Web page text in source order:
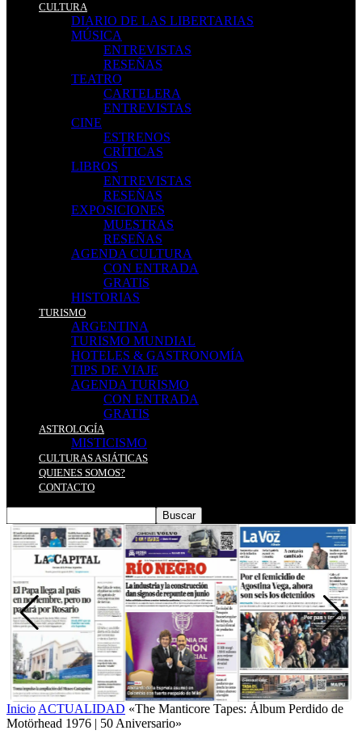
CULTURA
DIARIO DE LAS LIBERTARIAS
MÚSICA
ENTREVISTAS
RESEÑAS
TEATRO
CARTELERA
ENTREVISTAS
CINE
ESTRENOS
CRÍTICAS
LIBROS
ENTREVISTAS
RESEÑAS
EXPOSICIONES
MUESTRAS
RESEÑAS
AGENDA CULTURA
CON ENTRADA
GRATIS
HISTORIAS
TURISMO
ARGENTINA
TURISMO MUNDIAL
HOTELES & GASTRONOMÍA
TIPS DE VIAJE
AGENDA TURISMO
CON ENTRADA
GRATIS
ASTROLOGÍA
MISTICISMO
CULTURAS ASIÁTICAS
QUIENES SOMOS?
CONTACTO
Inicio ACTUALIDAD «The Manticore Tapes: Álbum Perdido de
Motörhead 1976 | 50 Aniversario»